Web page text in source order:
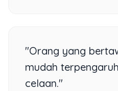
"Orang yang
mudah
celaan."